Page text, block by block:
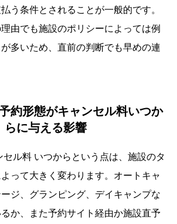
う条件とされることが一般的です。
由でも施設のポリシーによっては例
多いため、直前の判断でも早めの連
約形態がキャンセル料いつか
らに与える影響
セル料 いつからという点は、施設のタ
って大きく変わります。オートキャ
ジ、グランピング、デイキャンプな
か、また予約サイト経由か施設直予